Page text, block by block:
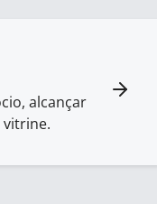
alcançar
vitrine.